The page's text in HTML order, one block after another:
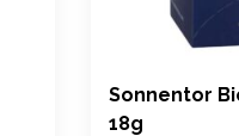
Sonnentor
18g